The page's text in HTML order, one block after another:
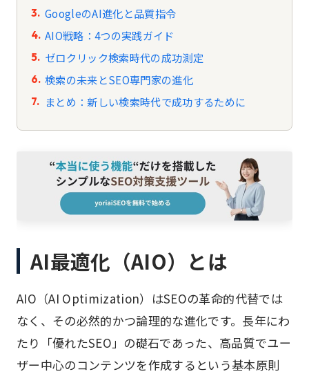
GoogleのAI進化と品質指令
AIO戦略：4つの実践ガイド
ゼロクリック検索時代の成功測定
検索の未来とSEO専門家の進化
まとめ：新しい検索時代で成功するために
AI最適化（AIO）とは
AIO（AI Optimization）はSEOの革命的代替では
なく、その必然的かつ論理的な進化です。長年にわ
たり「優れたSEO」の礎石であった、高品質でユー
ザー中心のコンテンツを作成するという基本原則